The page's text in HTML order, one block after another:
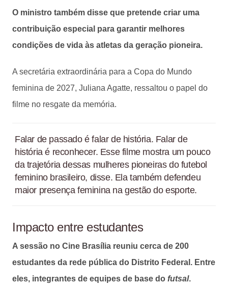
O ministro também disse que pretende criar uma
contribuição especial para garantir melhores
condições de vida às atletas da geração pioneira.
A secretária extraordinária para a Copa do Mundo
feminina de 2027, Juliana Agatte, ressaltou o papel do
filme no resgate da memória.
Falar de passado é falar de história. Falar de
história é reconhecer. Esse filme mostra um pouco
da trajetória dessas mulheres pioneiras do futebol
feminino brasileiro, disse. Ela também defendeu
maior presença feminina na gestão do esporte.
Impacto entre estudantes
A sessão no Cine Brasília reuniu cerca de 200
estudantes da rede pública do Distrito Federal. Entre
eles, integrantes de equipes de base do futsal.